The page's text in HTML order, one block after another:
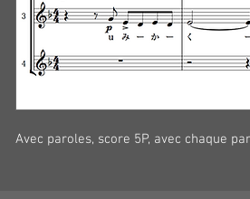
Avec paroles, score 5P, avec chaque